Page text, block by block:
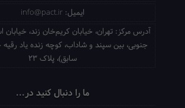
ایمیل: info@pact.ir
آدرس مرکز: تهران، خیابان کریم‌خان زند، خیابان
جنوبی، بین سپند و شاداب، کوچه زنده یاد رقیه
سابق)، پلاک 23
ما را دنبال کنید در...